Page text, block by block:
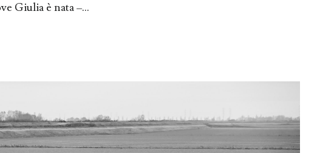
Giulia è nata –...